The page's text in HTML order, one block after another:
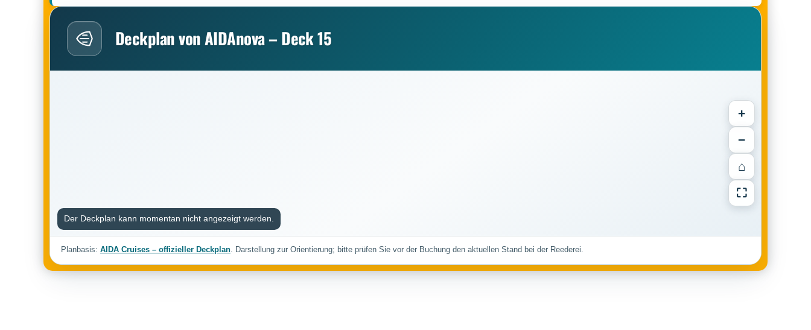
Deckplan von AIDAnova – Deck 15
+
−
⌂
⛶
Der Deckplan kann momentan nicht angezeigt werden.
Planbasis: AIDA Cruises – offizieller Deckplan . Darstellung zur Orientierung; bitte prüfen Sie vor der Buchung den aktuellen Stand bei der Reederei.